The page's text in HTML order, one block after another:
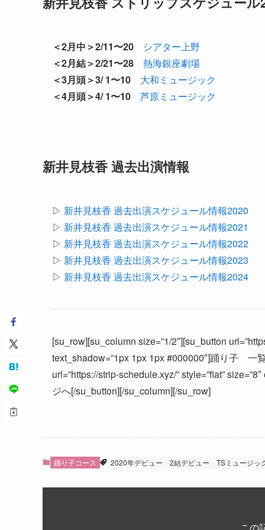
＜2月中＞2/11〜20
シアター上野
＜2月結＞2/21〜28
熱海銀座劇場
＜3月頭＞3/ 1〜10
大和ミュージック
＜4月頭＞4/ 1〜10
芦原ミュージック
新井見枝香 過去出演情報
▷ 新井見枝香 過去出演スケジュール情報2020
▷ 新井見枝香 過去出演スケジュール情報2021
▷ 新井見枝香 過去出演スケジュール情報2022
▷ 新井見枝香 過去出演スケジュール情報2023
▷ 新井見枝香 過去出演スケジュール情報2024
[su_row][su_column size=”1/2″][su_button
text_shadow=”1px 1px 1px #000000″]踊り子 一
url=”https://strip-schedule.xyz/” style=”flat”
ジへ[/su_button][/su_column][/su_row]
踊り子コース 2020年デビュー 2結デビュー TSミュージッ